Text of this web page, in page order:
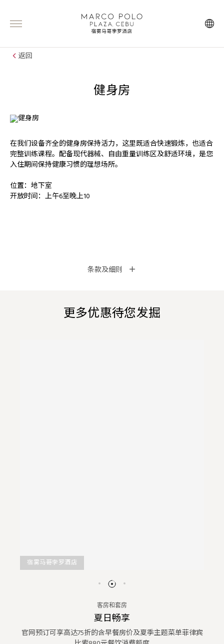
返回
健身房
在我们设备齐全的健身房保持活力，这里既适合快速锻炼，也适合
完整训练课程。配备现代器械、自由重量训练区及舒适环境，是您
入住期间保持健康习惯的理想场所。
位置：地下室
开放时间：上午6至晚上10
条款及细则
更多优惠待您发掘
宿雾马哥孛罗酒店
客房和套房
夏日畅享
官网预订可享高达75折的含早餐房价及夏季主题菜单菲律宾